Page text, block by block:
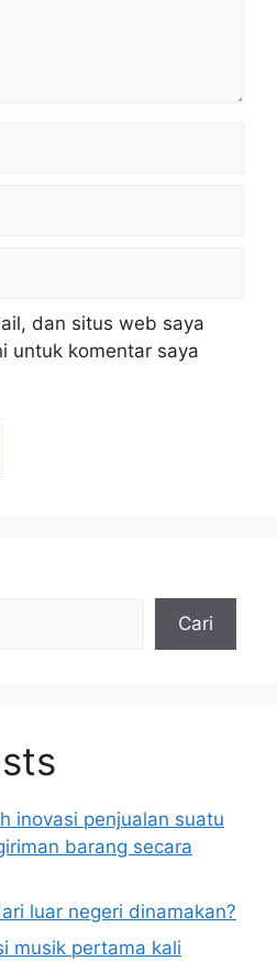
dan situs web saya
untuk komentar saya
Cari
inovasi penjualan suatu
barang secara
luar negeri dinamakan?
musik pertama kali